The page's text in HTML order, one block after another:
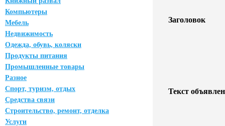
Компьютеры
Мебель
Недвижимость
Одежда, обувь, коляски
Продукты питания
Промышленные товары
Разное
Спорт, туризм, отдых
Средства связи
Строительство, ремонт, отделка
Услуги
Заголовок
Текст